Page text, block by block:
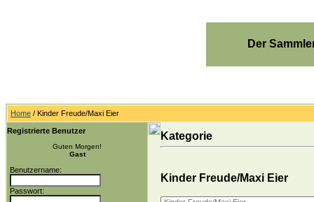
Der
Home / Kinder Freude/Maxi Eier
Registrierte Benutzer
Guten Morgen!
Gast
Benutzername:
Passwort:
Kategorie
Kinder Freude/Maxi Eier